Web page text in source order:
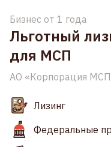
Бизнес от 1 года
Льготный
для МСП
АО «Корпорация
Лизинг
Федеральные